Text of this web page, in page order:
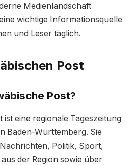
Medienlandschaft
wichtige Informationsquelle
und Leser täglich.
Post
Post?
ist eine regionale Tageszeitung
Baden-Württemberg. Sie
Politik, Sport,
der Region sowie über